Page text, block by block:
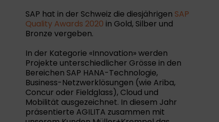
SAP hat in der Schweiz die diesjährigen SAP
Quality Awards 2020 in Gold, Silber und
Bronze vergeben.
In der Kategorie «Innovation» werden
Projekte unterschiedlicher Grösse in den
Bereichen SAP HANA-Technologie,
Business-Netzwerklösungen (wie Ariba,
Concur oder Fieldglass), Cloud und
Mobilität ausgezeichnet. In diesem Jahr
präsentierte AGILITA zusammen mit